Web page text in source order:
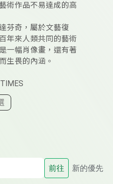
術作品不易達成的高
芬奇，屬於文藝復
年來人類共同的藝術
一幅肖像畫，還有著
生畏的內涵。
前往 新的優先